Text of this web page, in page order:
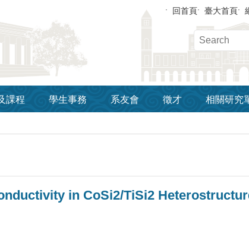
回首頁 臺大首頁
課程 學生事務 系友會 徵才 相關研究
in CoSi2/TiSi2